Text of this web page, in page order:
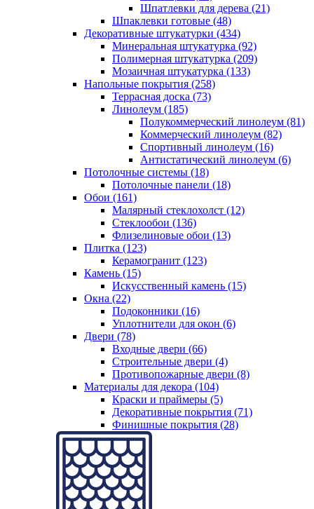
Шпатлевки для дерева (21)
Шпаклевки готовые (48)
Декоративные штукатурки (434)
Минеральная штукатурка (92)
Полимерная штукатурка (209)
Мозаичная штукатурка (133)
Напольные покрытия (258)
Террасная доска (73)
Линолеум (185)
Полукоммерческий линолеум (81)
Коммерческий линолеум (82)
Спортивный линолеум (16)
Антистатический линолеум (6)
Потолочные системы (18)
Потолочные панели (18)
Обои (161)
Малярный стеклохолст (12)
Стеклообои (136)
Флизелиновые обои (13)
Плитка (123)
Керамогранит (123)
Камень (15)
Искусственный камень (15)
Окна (22)
Подоконники (16)
Уплотнители для окон (6)
Двери (78)
Входные двери (66)
Строительные двери (4)
Противопожарные двери (8)
Материалы для декора (104)
Краски и праймеры (5)
Декоративные покрытия (71)
Финишные покрытия (28)